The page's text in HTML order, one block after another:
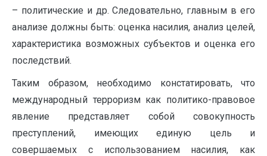
– политические и др. Следовательно, главным в его
анализе должны быть: оценка насилия, анализ целей,
характеристика возможных субъектов и оценка его
последствий.
Таким образом, необходимо констатировать, что
международный терроризм как политико-правовое
явление представляет собой совокупность
преступлений, имеющих единую цель и
совершаемых с использованием насилия, как